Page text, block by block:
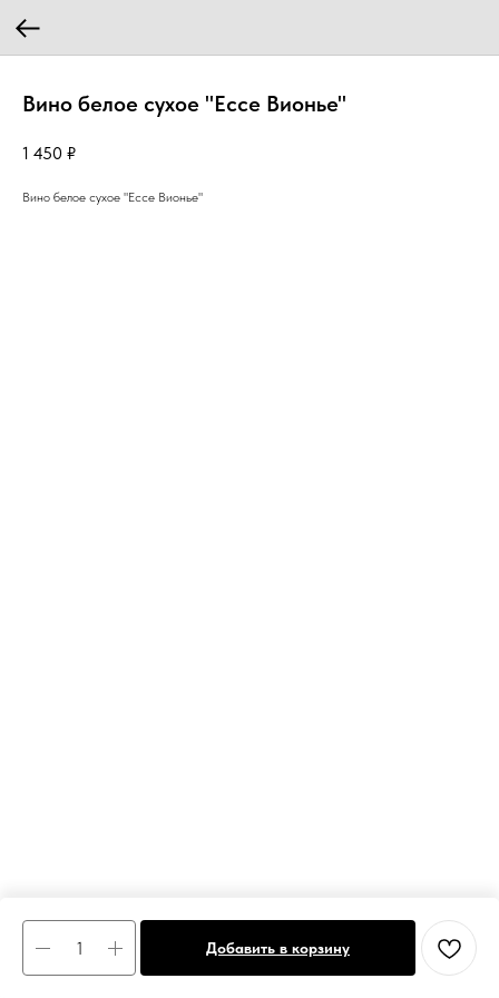
Вино белое сухое "Ессе Вионье"
1 450 ₽
Добавить в корзину
Вино белое сухое "Ессе Вионье"